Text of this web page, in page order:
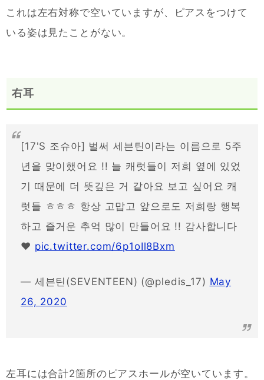
これは左右対称で空いていますが、ピアスをつけて
いる姿は見たことがない。
右耳
[17'S 조슈아] 벌써 세븐틴이라는 이름으로 5주
년을 맞이했어요 !! 늘 캐럿들이 저희 옆에 있었
기 때문에 더 뜻깊은 거 같아요 보고 싶어요 캐
럿들 ㅎㅎㅎ 항상 고맙고 앞으로도 저희랑 행복
하고 즐거운 추억 많이 만들어요 !! 감사합니다
❤ pic.twitter.com/6p1oIl8Bxm
— 세븐틴(SEVENTEEN) (@pledis_17) May
26, 2020
左耳には合計2箇所のピアスホールが空いています。